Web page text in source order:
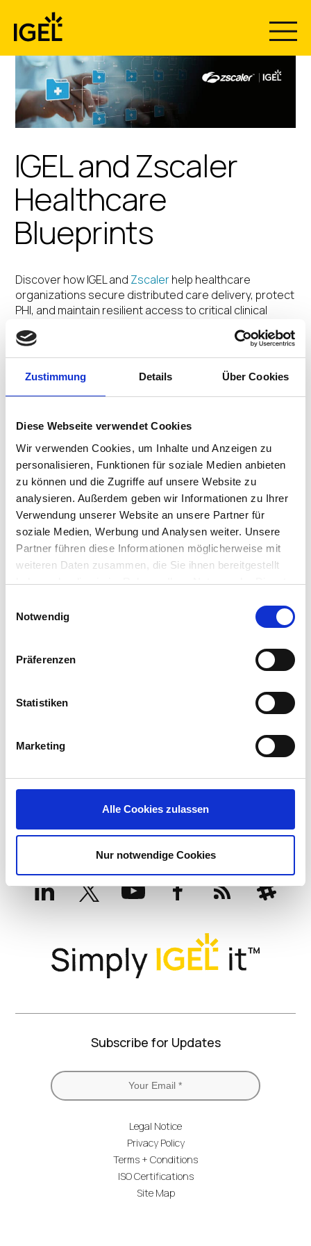
Zustimmung Details Über Cookies
Diese Webseite verwendet Cookies
Wir verwenden Cookies, um Inhalte und Anzeigen zu
personalisieren, Funktionen für soziale Medien anbieten
zu können und die Zugriffe auf unsere Website zu
analysieren. Außerdem geben wir Informationen zu Ihrer
Verwendung unserer Website an unsere Partner für
soziale Medien, Werbung und Analysen weiter. Unsere
Partner führen diese Informationen möglicherweise mit
weiteren Daten zusammen, die Sie ihnen bereitgestellt
haben oder die sie im Rahmen Ihrer Nutzung der Dienste
Notwendig
Präferenzen
Statistiken
Marketing
Alle Cookies zulassen
Nur notwendige Cookies
content
IGEL and Zscaler
Healthcare
Blueprints
Discover how IGEL and Zscalerhelp healthcare
organizations secure distributed care delivery, protect
PHI, and maintain resilient access to critical clinical
environments, and recovery scenarios. This paper
outlines three joint solution blueprints for secure
endpoint-to-cloud access, including Isolated
Recovery Environments, distributed clinics, and
remote clinician workflows.
What readers will gain
A practical framework for securing distributed
healthcare environments without relying on legacy
VPN or branch-centric models.
Guidance on protecting PHI across the full access
path, from endpoint to cloud-delivered application
access.
for IRE recovery, distributed clinics, and remote
clinician access.
principles, including least privilege access, explicit
Operational and cost considerations for reducing
endpoint complexity, extending device life,
LinkedInX
(formerly
Twitter)
YouTubeFacebookRSS Slack
Subscribe for Updates
Legal Notice
Privacy Policy
Terms + Conditions
ISO Certifications
Site Map